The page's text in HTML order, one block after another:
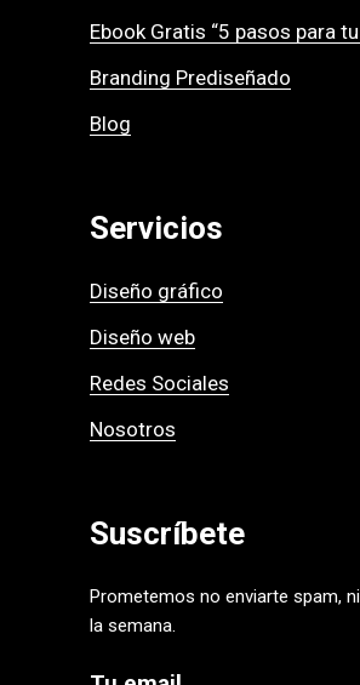
Ebook Gratis “5 pasos para
Branding Prediseñado
Blog
Servicios
Diseño gráfico
Diseño web
Redes Sociales
Nosotros
Suscríbete
Prometemos no enviarte spam,
la semana.